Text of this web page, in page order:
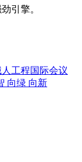
引擎。
工程国际会议
向绿 向新